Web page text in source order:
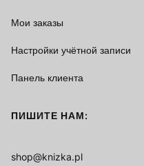
Мои заказы
Настройки учётной записи
Панель клиента
ПИШИТЕ НАМ:
shop@knizka.pl